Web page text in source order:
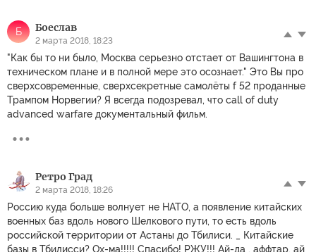
Б Боеслав
2 марта 2018, 18:23
"Как бы то ни было, Москва серьезно отстает от Вашингтона в
техническом плане и в полной мере это осознает." Это Вы про
сверхсовременные, сверхсекретные самолёты f 52 проданные
Трампом Норвегии? Я всегда подозревал, что call of duty
advanced warfare документальный фильм.
Ретро Град
2 марта 2018, 18:26
Россию куда больше волнует не НАТО, а появление китайских
военных баз вдоль нового Шелкового пути, то есть вдоль
российской территории от Астаны до Тбилиси. _ Китайские
базы в Тбилисси? Ох-ма!!!!! Спасибо! РЖУ!!! Ай-да , аффтар, ай